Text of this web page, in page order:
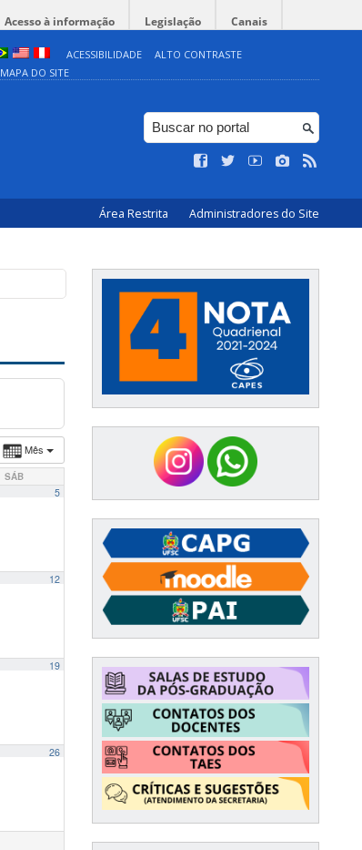
Acesso à informação Legislação Canais
ACESSIBILIDADE
ALTO CONTRASTE
MAPA DO SITE
Área Restrita Administradores do Site
Mês
SÁB
5
12
19
26